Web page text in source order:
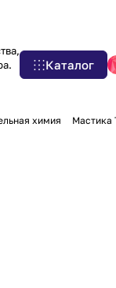
Каталог
химия Мастика